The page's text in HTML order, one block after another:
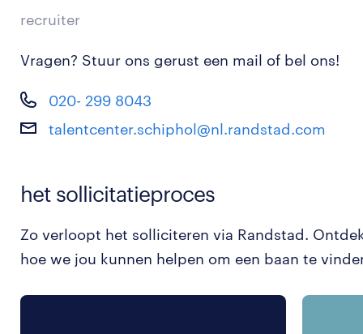
recruiter
Vragen? Stuur ons gerust een mail of bel ons!
020- 299 8043
talentcenter.schiphol@nl.randstad.com
het sollicitatieproces
Zo verloopt het solliciteren via Randstad.
hoe we jou kunnen helpen om een baan te